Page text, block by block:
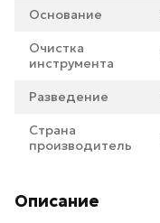
Основание
Очистка
инструмента
Разведение
Страна
производитель
Описание